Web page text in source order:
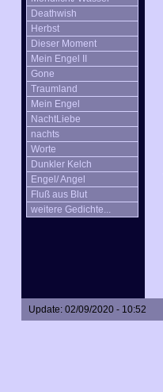
Deathwish
Herbst
Dieser Moment
Mein Engel II
Gone
Traumland
Mein Engel
NachtLiebe
nachts
Worte
Dunkler Kelch
Engel/ Angel
Fluß aus Blut
weitere Gedichte...
Update: 02/09/2020 - 10:52